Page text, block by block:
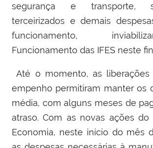
segurança e transporte,
terceirizados e demais
funcionamento,
Funcionamento das IFES neste
Até o momento, as
empenho permitiram manter os
média, com alguns meses de
atraso. Com as novas ações do
Economia, neste início do mês